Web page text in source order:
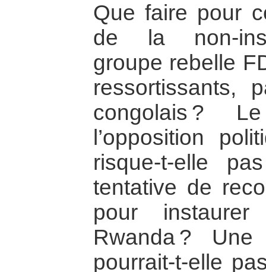
Que faire pour
de la non-
groupe rebelle
ressortissants,
congolais ?
l’opposition
risque-t-elle
tentative de
pour
Rwanda ?
pourrait-t-elle